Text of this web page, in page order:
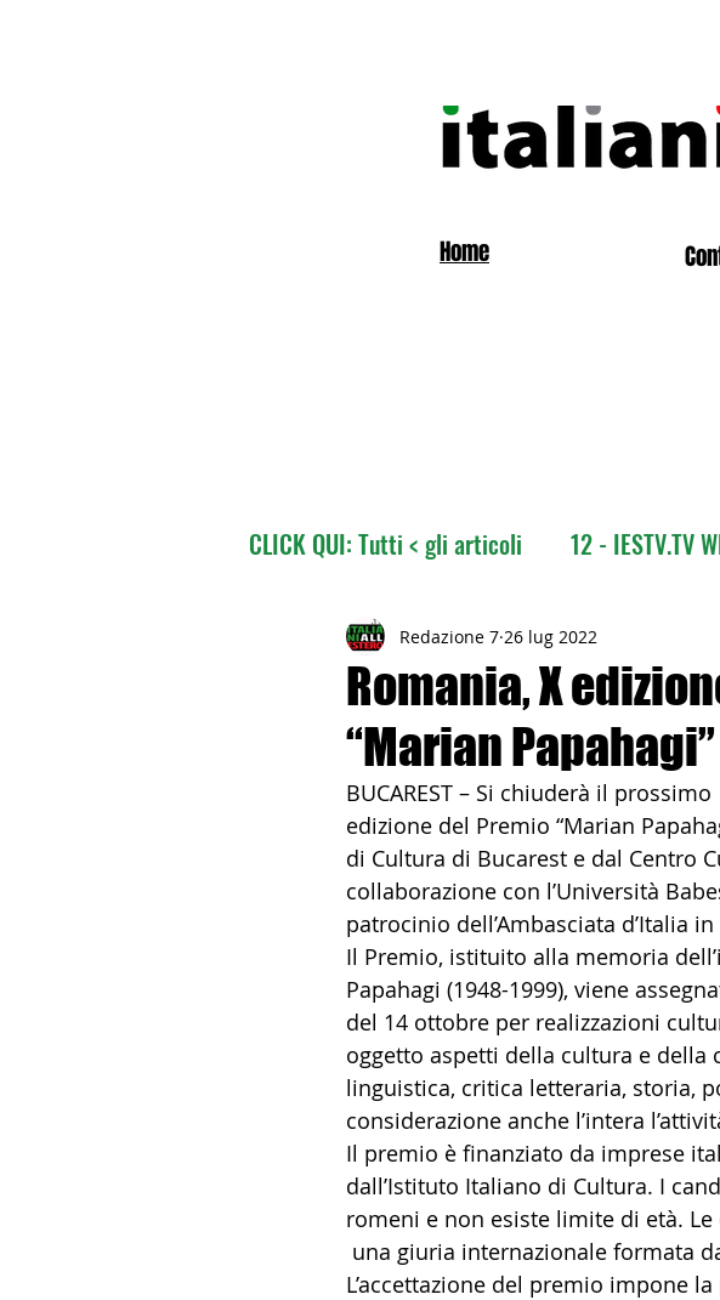
Home
CLICK QUI: Tutti < gli articoli 12 - IESTV.TV
02 - TURISMO DELLE RADICI
04 - ITALIANI ALL'ESTERO Europa 05 -
06 - ITALIANI ALL'ESTERO Asia 07 -
08 - ITALIANI IN OCEANIA 09 - ITALIANI
11 - ITALIANI ALL'ESTERO Sud Amer 13 -
14 - IIC IST. ITALIANO CULTURA 15 -
17 - ASSOCIAZIONI 18 - MAPPE ITALIANI
Romania, X
“Marian Papahagi”
Redazione 7 26 lug 2022
BUCAREST – Si chiuderà il
edizione del Premio “Marian
di Cultura di Bucarest e dal Centro
collaborazione con l’Università
patrocinio dell’Ambasciata d’Italia
Il Premio, istituito alla memoria
Papahagi (1948-1999), viene
del 14 ottobre per realizzazioni
oggetto aspetti della cultura e della
linguistica, critica letteraria, storia,
considerazione anche l’intera
Il premio è finanziato da imprese
dall’Istituto Italiano di Cultura. I
romeni e non esiste limite di età.
una giuria internazionale formata
L’accettazione del premio impone